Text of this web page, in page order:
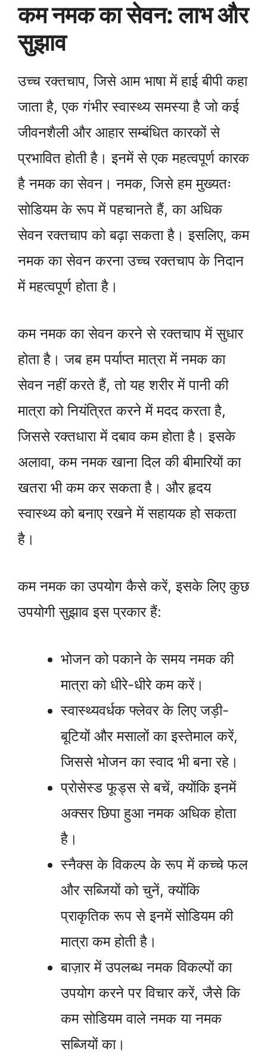
कम नमक का सेवन: लाभ और
सुझाव
उच्च रक्तचाप, जिसे आम भाषा में हाई बीपी कहा
जाता है, एक गंभीर स्वास्थ्य समस्या है जो कई
जीवनशैली और आहार सम्बंधित कारकों से
प्रभावित होती है। इनमें से एक महत्वपूर्ण कारक
है नमक का सेवन। नमक, जिसे हम मुख्यतः
सोडियम के रूप में पहचानते हैं, का अधिक
सेवन रक्तचाप को बढ़ा सकता है। इसलिए, कम
नमक का सेवन करना उच्च रक्तचाप के निदान
में महत्वपूर्ण होता है।
कम नमक का सेवन करने से रक्तचाप में सुधार
होता है। जब हम पर्याप्त मात्रा में नमक का
सेवन नहीं करते हैं, तो यह शरीर में पानी की
मात्रा को नियंत्रित करने में मदद करता है,
जिससे रक्तधारा में दबाव कम होता है। इसके
अलावा, कम नमक खाना दिल की बीमारियों का
खतरा भी कम कर सकता है। और हृदय
स्वास्थ्य को बनाए रखने में सहायक हो सकता
है।
कम नमक का उपयोग कैसे करें, इसके लिए कुछ
उपयोगी सुझाव इस प्रकार हैं:
भोजन को पकाने के समय नमक की
मात्रा को धीरे-धीरे कम करें।
स्वास्थ्यवर्धक फ्लेवर के लिए जड़ी-
बूटियों और मसालों का इस्तेमाल करें,
जिससे भोजन का स्वाद भी बना रहे।
प्रोसेस्ड फूड्स से बचें, क्योंकि इनमें
अक्सर छिपा हुआ नमक अधिक होता
है।
स्नैक्स के विकल्प के रूप में कच्चे फल
और सब्जियों को चुनें, क्योंकि
प्राकृतिक रूप से इनमें सोडियम की
मात्रा कम होती है।
बाज़ार में उपलब्ध नमक विकल्पों का
उपयोग करने पर विचार करें, जैसे कि
कम सोडियम वाले नमक या नमक
सब्जियों का।